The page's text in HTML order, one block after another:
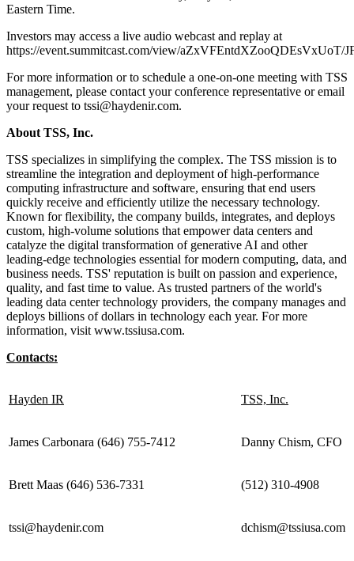
Eastern Time.
Investors may access a live audio webcast and replay at
https://event.summitcast.com/view/aZxVFEntdXZooQDEsVxUoT/
For more information or to schedule a one-on-one meeting with TSS
management, please contact your conference representative or email
your request to tssi@haydenir.com.
About TSS, Inc.
TSS specializes in simplifying the complex. The TSS mission is to
streamline the integration and deployment of high-performance
computing infrastructure and software, ensuring that end users
quickly receive and efficiently utilize the necessary technology.
Known for flexibility, the company builds, integrates, and deploys
custom, high-volume solutions that empower data centers and
catalyze the digital transformation of generative AI and other
leading-edge technologies essential for modern computing, data, and
business needs. TSS' reputation is built on passion and experience,
quality, and fast time to value. As trusted partners of the world's
leading data center technology providers, the company manages and
deploys billions of dollars in technology each year. For more
information, visit www.tssiusa.com.
Contacts:
Hayden IR TSS, Inc.
James Carbonara (646) 755-7412 Danny Chism, CFO
Brett Maas (646) 536-7331 (512) 310-4908
tssi@haydenir.com dchism@tssiusa.com